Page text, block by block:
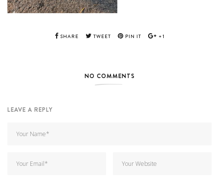
SHARE TWEET PIN IT +1
NO COMMENTS
LEAVE A REPLY